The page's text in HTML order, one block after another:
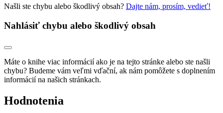
Našli ste chybu alebo škodlivý obsah? Dajte nám, prosím, vedieť!
Nahlásiť chybu alebo škodlivý obsah
Máte o knihe viac informácií ako je na tejto stránke alebo ste našli
chybu? Budeme vám veľmi vďační, ak nám pomôžete s doplnením
informácií na našich stránkach.
Hodnotenia